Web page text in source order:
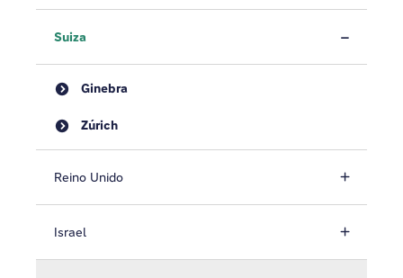
Suiza
Ginebra
Zúrich
Reino Unido
Israel